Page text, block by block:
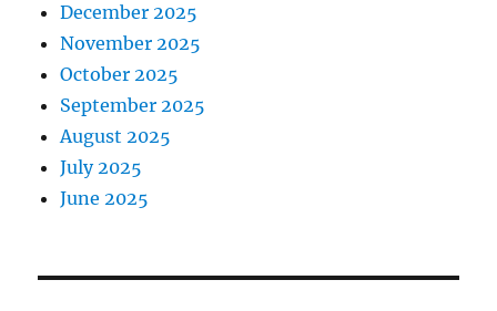
December 2025
November 2025
October 2025
September 2025
August 2025
July 2025
June 2025